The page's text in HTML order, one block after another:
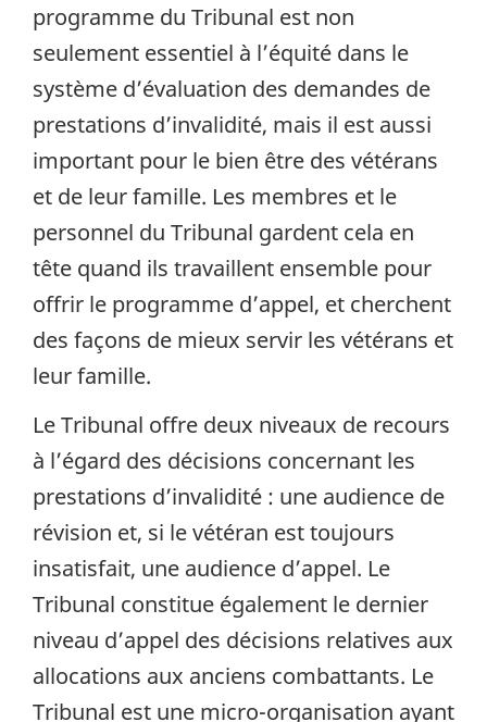
programme du Tribunal est non
seulement essentiel à l’équité dans le
système d’évaluation des demandes de
prestations d’invalidité, mais il est aussi
important pour le bien être des vétérans
et de leur famille. Les membres et le
personnel du Tribunal gardent cela en
tête quand ils travaillent ensemble pour
offrir le programme d’appel, et cherchent
des façons de mieux servir les vétérans et
leur famille.
Le Tribunal offre deux niveaux de recours
à l’égard des décisions concernant les
prestations d’invalidité : une audience de
révision et, si le vétéran est toujours
insatisfait, une audience d’appel. Le
Tribunal constitue également le dernier
niveau d’appel des décisions relatives aux
allocations aux anciens combattants. Le
Tribunal est une micro-organisation ayant